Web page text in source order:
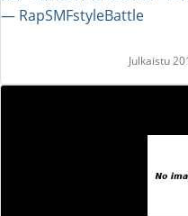
― RapSMFstyleBattle
Julkaistu